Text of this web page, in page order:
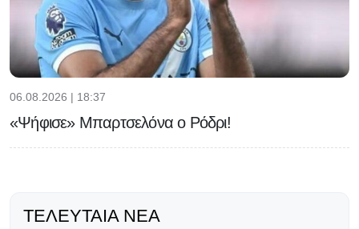
06.08.2026 | 18:37
«Ψήφισε» Μπαρτσελόνα ο Ρόδρι!
ΤΕΛΕΥΤΑΊΑ ΝΈΑ